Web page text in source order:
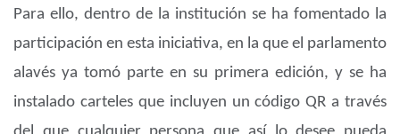
Para ello, dentro de la institución se ha fomentado la
participación en esta iniciativa, en la que el parlamento
alavés ya tomó parte en su primera edición, y se ha
instalado carteles que incluyen un código QR a través